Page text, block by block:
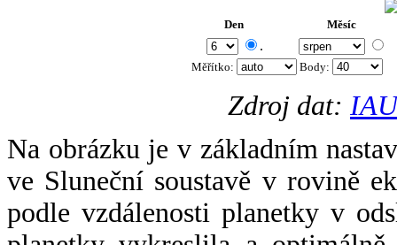
Den Měsíc
.
Měřítko: Body:
Zdroj dat:
Na obrázku je v základním
ve Sluneční soustavě v rovině
podle vzdálenosti planetky v